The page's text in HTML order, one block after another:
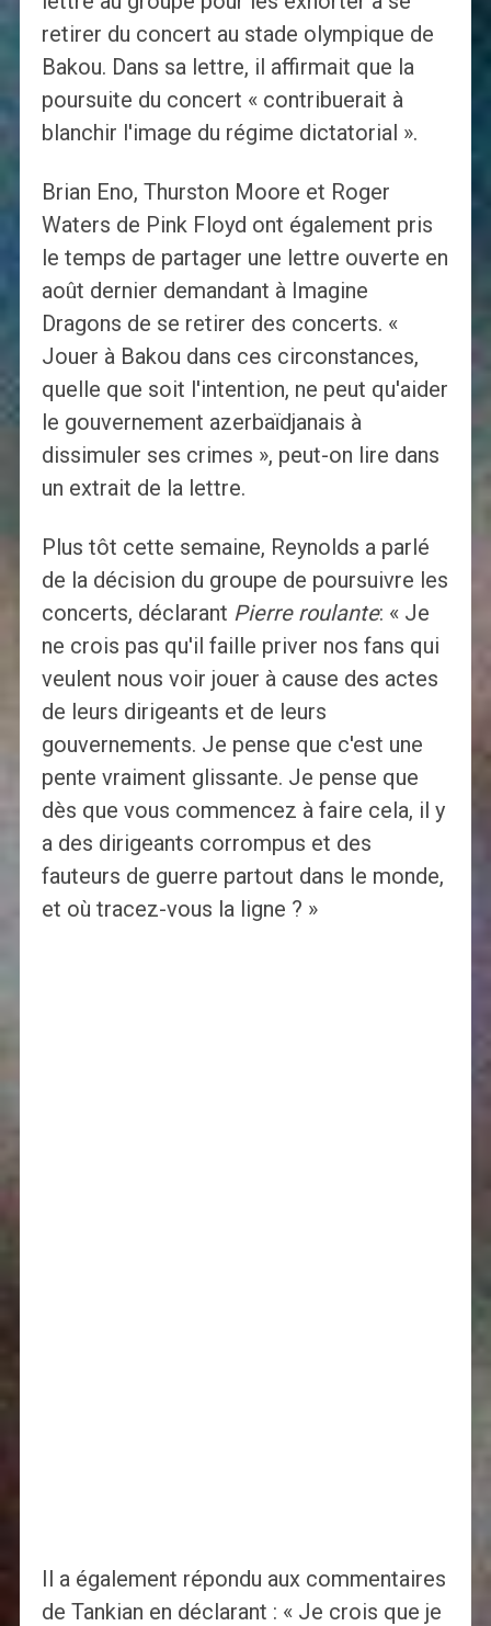
retirer du concert au stade olympique de
Bakou. Dans sa lettre, il affirmait que la
poursuite du concert « contribuerait à
blanchir l'image du régime dictatorial ».
Brian Eno, Thurston Moore et Roger
Waters de Pink Floyd ont également pris
le temps de partager une lettre ouverte en
août dernier demandant à Imagine
Dragons de se retirer des concerts. «
Jouer à Bakou dans ces circonstances,
quelle que soit l'intention, ne peut qu'aider
le gouvernement azerbaïdjanais à
dissimuler ses crimes », peut-on lire dans
un extrait de la lettre.
Plus tôt cette semaine, Reynolds a parlé
de la décision du groupe de poursuivre les
concerts, déclarant Pierre roulante: « Je
ne crois pas qu'il faille priver nos fans qui
veulent nous voir jouer à cause des actes
de leurs dirigeants et de leurs
gouvernements. Je pense que c'est une
pente vraiment glissante. Je pense que
dès que vous commencez à faire cela, il y
a des dirigeants corrompus et des
fauteurs de guerre partout dans le monde,
et où tracez-vous la ligne ? »
Il a également répondu aux commentaires
de Tankian en déclarant : « Je crois que je